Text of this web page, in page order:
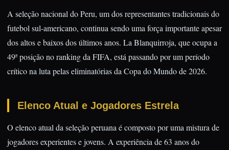
A seleção nacional do Peru, um dos representantes tradicionais do
futebol sul-americano, continua sendo uma força importante apesar
dos altos e baixos dos últimos anos. La Blanquirroja, que ocupa a
49ª posição no ranking da FIFA, está passando por um período
crítico na luta pelas eliminatórias da Copa do Mundo de 2026.
Elenco Atual e Jogadores Estrela
O elenco atual da seleção peruana é composto por uma mistura de
jogadores experientes e jovens. A experiência de 63 anos do